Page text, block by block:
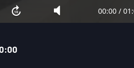
00:00 /